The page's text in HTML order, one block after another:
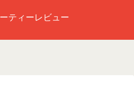
ティーレビュー